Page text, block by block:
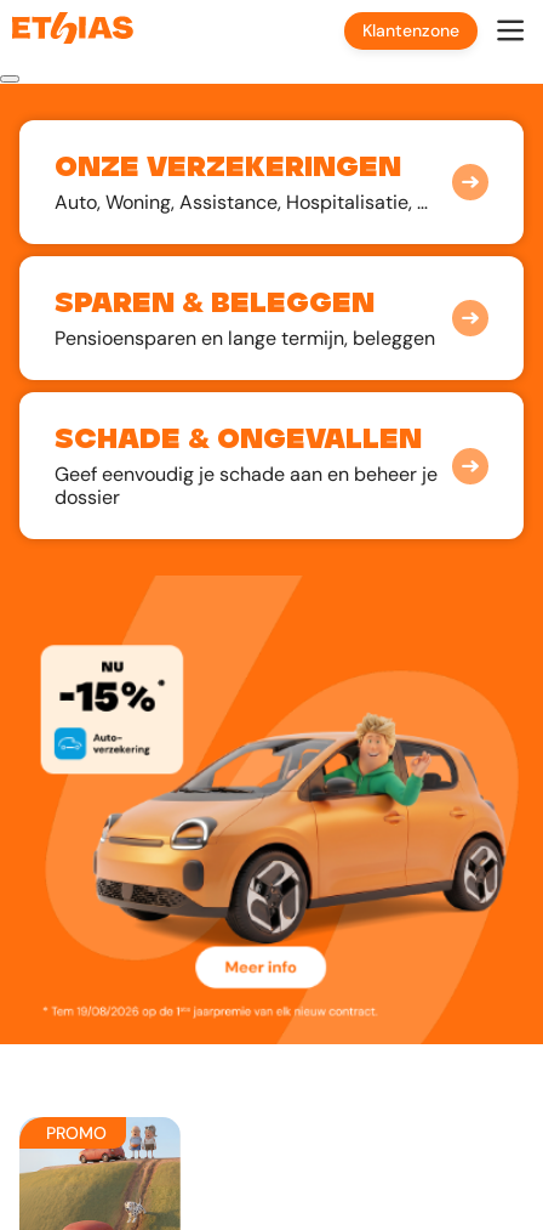
Klantenzone
Onze verzekeringen
Auto, Woning, Assistance, Hospitalisatie, …
Sparen & beleggen
Pensioensparen en lange termijn, beleggen
Schade & ongevallen
Geef eenvoudig je schade aan en beheer je
dossier
PROMO